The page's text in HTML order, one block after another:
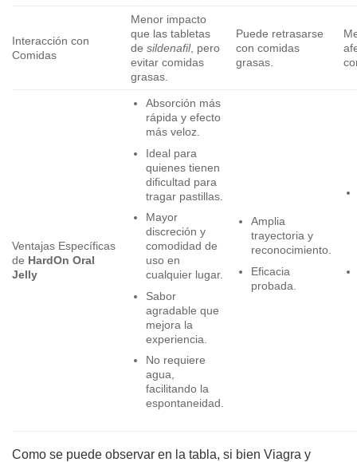
Interacción con
Comidas
Menor impacto
que las tabletas
desildenafil, pero
evitar comidas
grasas.
Puede retrasarse
con comidas
grasas.
Ventajas Específicas
de HardOn Oral
Jelly
Absorción más
rápida y efecto
más veloz.
Ideal para
quienes tienen
dificultad para
tragar pastillas.
Mayor
discreción y
comodidad de
uso en
cualquier lugar.
Sabor
agradable que
mejora la
experiencia.
No requiere
agua,
facilitando la
espontaneidad.
Amplia
trayectoria y
reconocimiento.
Eficacia
probada.
Como se puede observar en la tabla, si bien Viagra y